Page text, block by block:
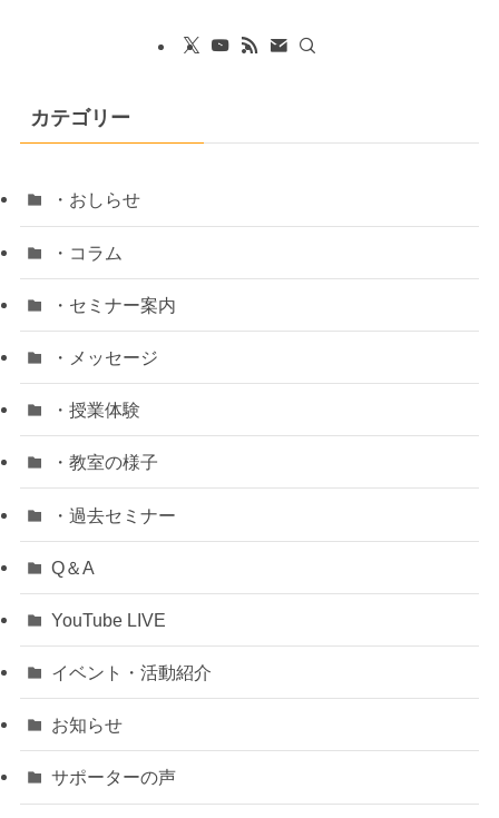
カテゴリー
・おしらせ
・コラム
・セミナー案内
・メッセージ
・授業体験
・教室の様子
・過去セミナー
Q＆A
YouTube LIVE
イベント・活動紹介
お知らせ
サポーターの声